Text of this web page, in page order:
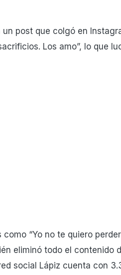
un post que colgó en
Los amo”, lo que
“Yo no te quiero
eliminó todo el contenido
social Lápiz cuenta con